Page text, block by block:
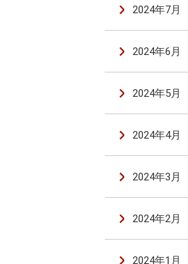
2024年7月
2024年6月
2024年5月
2024年4月
2024年3月
2024年2月
2024年1月